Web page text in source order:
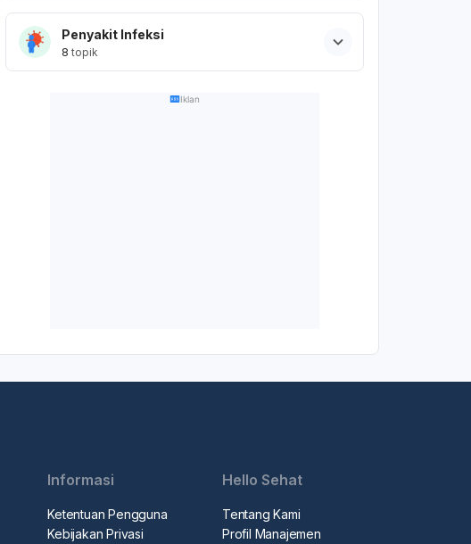
Penyakit Infeksi
8 topik
Iklan
Informasi
Ketentuan Pengguna
Kebijakan Privasi
Hello Sehat
Tentang Kami
Profil Manajemen